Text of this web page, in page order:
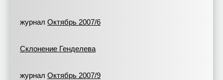
журнал Октябрь 2007/6
Склонение Генделева
журнал Октябрь 2007/9